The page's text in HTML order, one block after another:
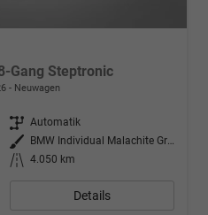
Gang Steptronic
Neuwagen
Getriebe Automatik
Außenfarbe
BMW Individual Malachite Green II metallic
Kilometerstand 4.050 km
Details